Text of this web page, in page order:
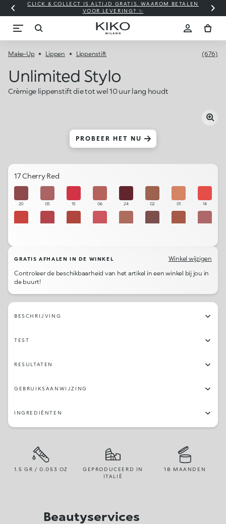
CLICK & COLLECT IS ALTIJD GRATIS. WAAROM BETALEN
VOOR LEVERING? ✨
Make-Up Lippen Lippenstift (676)
Unlimited Stylo
Crèmige lippenstift die tot wel 10 uur lang houdt
PROBEER HET NU
17 Cherry Red
20 05 15 06 24 02 01 14
GRATIS AFHALEN IN DE WINKEL
Winkel wijzigen
Controleer de beschikbaarheid van het artikel in een winkel bij jou in
de buurt!
BESCHRIJVING
TEST
RESULTATEN
GEBRUIKSAANWIJZING
INGREDIËNTEN
1.5 GR / 0.053 OZ
GEPRODUCEERD IN
ITALIË
18 MAANDEN
Beautyservices